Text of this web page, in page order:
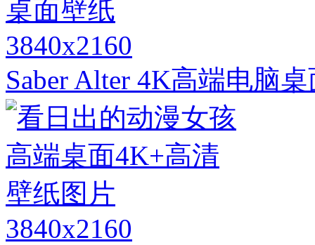
3840x2160
Saber Alter 4K高端电脑
3840x2160